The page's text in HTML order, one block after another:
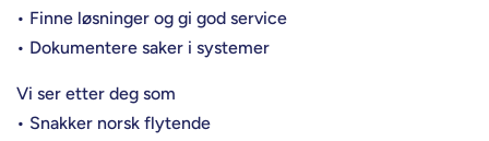
• Finne løsninger og gi god service
• Dokumentere saker i systemer
Vi ser etter deg som
• Snakker norsk flytende